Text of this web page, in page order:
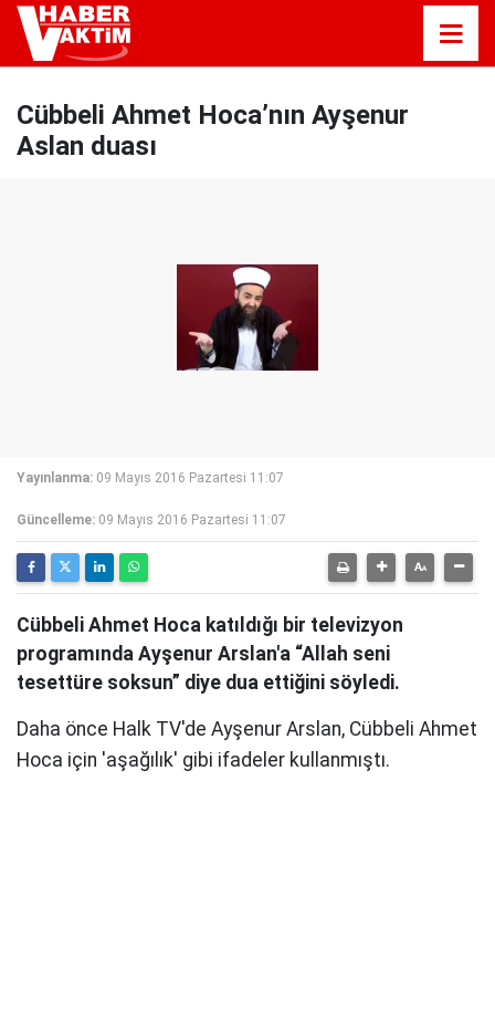
Cübbeli Ahmet Hoca’nın Ayşenur
Aslan duası
Yayınlanma: 09 Mayıs 2016 Pazartesi 11:07
Güncelleme: 09 Mayıs 2016 Pazartesi 11:07
Cübbeli Ahmet Hoca katıldığı bir televizyon
programında Ayşenur Arslan'a “Allah seni
tesettüre soksun” diye dua ettiğini söyledi.
Daha önce Halk TV'de Ayşenur Arslan, Cübbeli Ahmet
Hoca için 'aşağılık' gibi ifadeler kullanmıştı.